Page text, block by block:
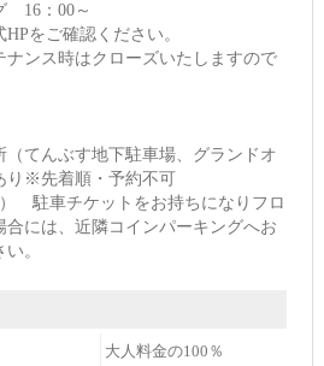
16：00～
をご確認ください。
ンス時はクローズいたしますので
（てんぶす地下駐車場、グランドオ
り※先着順・予約不可
駐車チケットをお持ちになりフロ
合には、近隣コインパーキングへお
。
大人料金の100％